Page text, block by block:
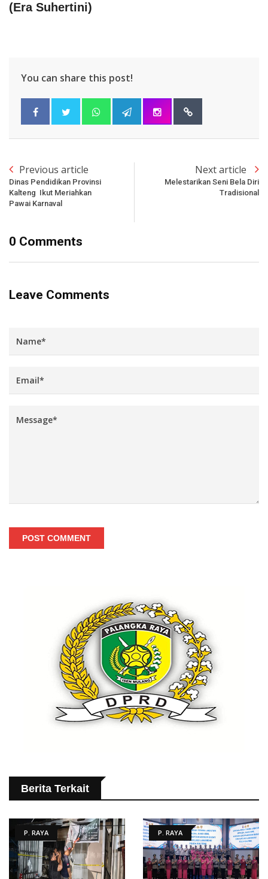
(Era Suhertini)
You can share this post!
Previous article
Dinas Pendidikan Provinsi
Kalteng Ikut Meriahkan
Pawai Karnaval
Next article
Melestarikan Seni Bela Diri
Tradisional
0 Comments
Leave Comments
POST COMMENT
Berita Terkait
P. RAYA P. RAYA